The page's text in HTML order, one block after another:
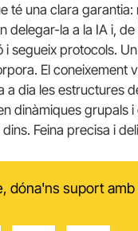
té una clara
la a la IA i,
segueix protocols.
El coneixement
dia les estructures
dinàmiques grupals
Feina precisa i
dóna'ns suport amb